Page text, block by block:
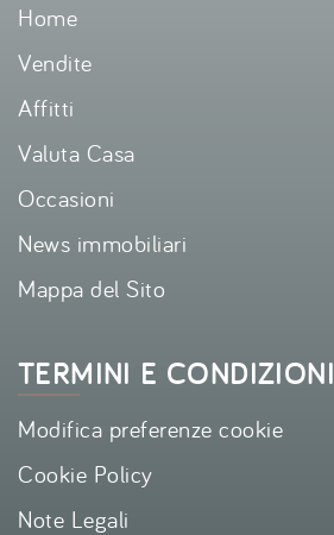
Home
Vendite
Affitti
Valuta Casa
Occasioni
News immobiliari
Mappa del Sito
TERMINI E CONDIZIONI
Modifica preferenze cookie
Cookie Policy
Note Legali